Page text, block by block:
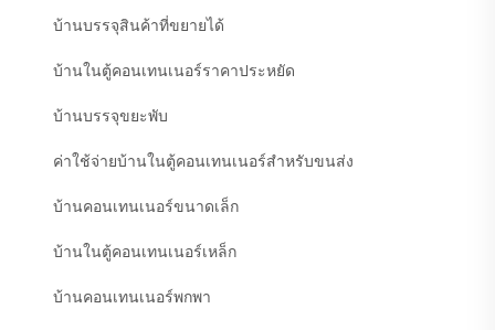
บ้านบรรจุสินค้าที่ขยายได้
บ้านในตู้คอนเทนเนอร์ราคาประหยัด
บ้านบรรจุขยะพับ
ค่าใช้จ่ายบ้านในตู้คอนเทนเนอร์สำหรับขนส่ง
บ้านคอนเทนเนอร์ขนาดเล็ก
บ้านในตู้คอนเทนเนอร์เหล็ก
บ้านคอนเทนเนอร์พกพา